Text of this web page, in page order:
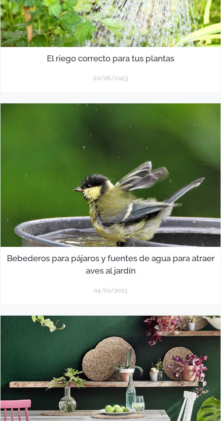
El riego correcto para tus plantas
20/06/2023
Bebederos para pájaros y fuentes de agua para atraer
aves al jardín
04/01/2023